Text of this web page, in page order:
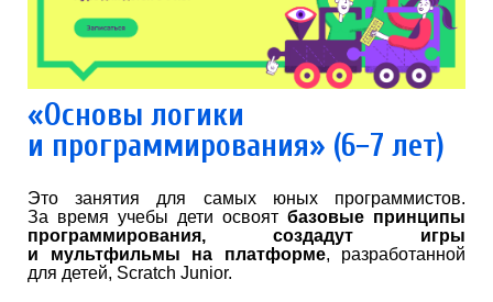
«Основы логики
и программирования» (6−7 лет)
Это занятия для самых юных программистов.
За время учебы дети освоят базовые принципы
программирования, создадут игры
и мультфильмы на платформе, разработанной
для детей, Scratch Junior.